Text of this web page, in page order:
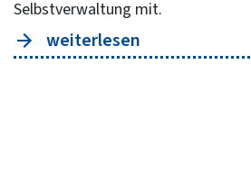
Selbstverwaltung mit.
weiterlesen